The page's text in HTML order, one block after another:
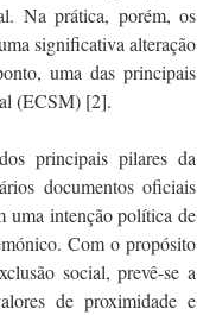
Na prática, porém, os
significativa alteração
uma das principais
(ECSM) [2].
principais pilares da
documentos oficiais
uma intenção política de
Com o propósito
social, prevê-se a
de proximidade e